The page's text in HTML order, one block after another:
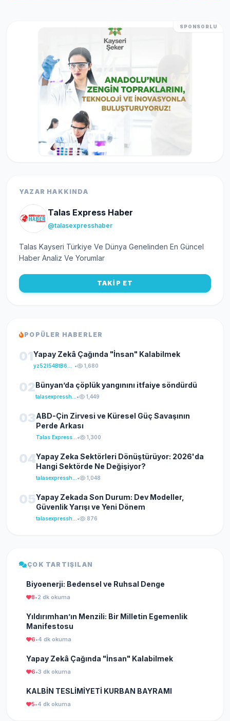
SPONSORLU
YAZAR HAKKINDA
Talas Express Haber
@talasexpresshaber
Talas Kayseri Türkiye Ve Dünya Genelinden En Güncel
Haber Analiz Ve Yorumlar
TAKİP ET
POPÜLER HABERLER
01Yapay Zekâ Çağında "İnsan" Kalabilmek
• 1,680
02Bünyan’da çöplük yangınını itfaiye söndürdü
• 1,449
03ABD-Çin Zirvesi ve Küresel Güç Savaşının
Perde Arkası
• 1,300
04Yapay Zeka Sektörleri Dönüştürüyor: 2026'da
Hangi Sektörde Ne Değişiyor?
• 1,048
05Yapay Zekada Son Durum: Dev Modeller,
Güvenlik Yarışı ve Yeni Dönem
• 876
ÇOK TARTIŞILAN
Biyoenerji: Bedensel ve Ruhsal Denge
8•2 dk okuma
Yıldırımhan’ın Menzili: Bir Milletin Egemenlik
Manifestosu
6•4 dk okuma
Yapay Zekâ Çağında "İnsan" Kalabilmek
6•3 dk okuma
KALBİN TESLİMİYETİ KURBAN BAYRAMI
5•4 dk okuma